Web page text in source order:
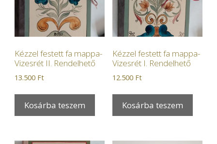
Kézzel festett fa mappa-
Vizesrét II. Rendelhető
13.500 Ft
Kosárba teszem
Kézzel festett fa mappa-
Vizesrét I. Rendelhető
12.500 Ft
Kosárba teszem